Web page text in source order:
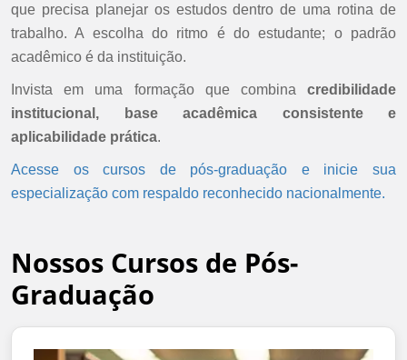
que precisa planejar os estudos dentro de uma rotina de
trabalho. A escolha do ritmo é do estudante; o padrão
acadêmico é da instituição.
Invista em uma formação que combina credibilidade
institucional, base acadêmica consistente e
aplicabilidade prática.
Acesse os cursos de pós-graduação e inicie sua
especialização com respaldo reconhecido nacionalmente.
Nossos Cursos de Pós-
Graduação